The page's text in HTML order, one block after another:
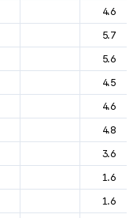
4.6
5.7
5.6
4.5
4.6
4.8
3.6
1.6
1.6